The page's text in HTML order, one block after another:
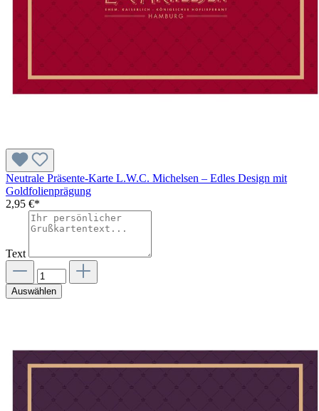
Neutrale Präsente-Karte L.W.C. Michelsen – Edles Design mit
Goldfolienprägung
2,95 €*
Text
Auswählen